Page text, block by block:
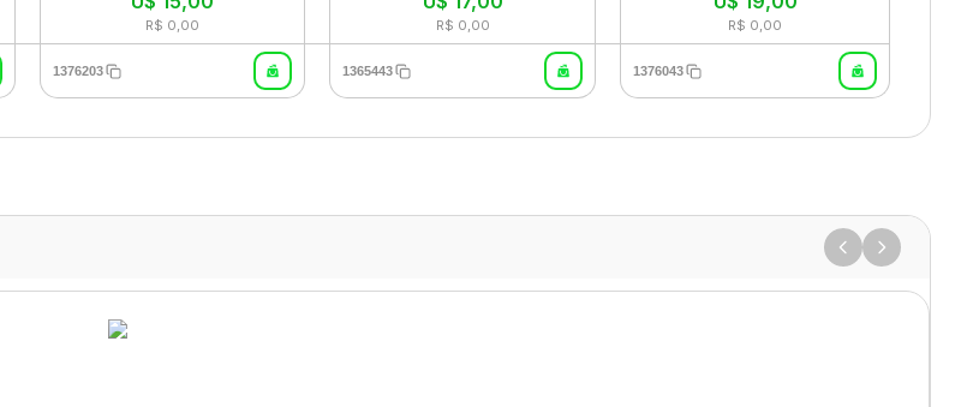
R$ 0,00 R$ 0,00 R$ 0,00
1376203 1365443 1376043